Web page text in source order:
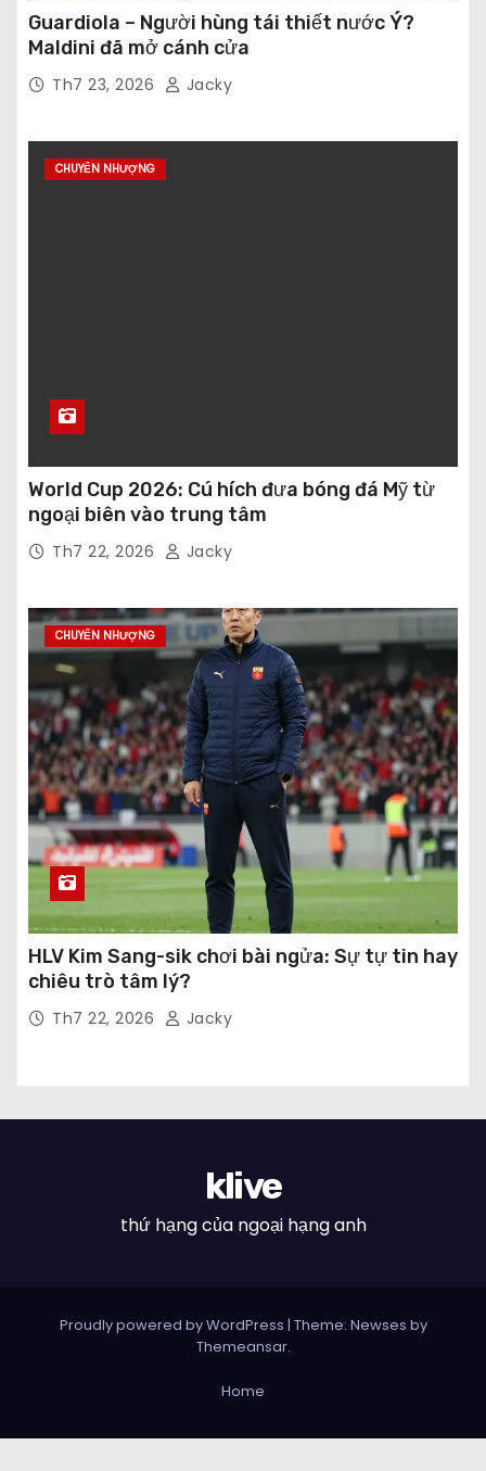
Guardiola – Người hùng tái thiết nước Ý?
Maldini đã mở cánh cửa
Th7 23, 2026 Jacky
CHUYỂN NHƯỢNG
World Cup 2026: Cú hích đưa bóng đá Mỹ từ
ngoại biên vào trung tâm
Th7 22, 2026 Jacky
CHUYỂN NHƯỢNG
HLV Kim Sang-sik chơi bài ngửa: Sự tự tin hay
chiêu trò tâm lý?
Th7 22, 2026 Jacky
klive
thứ hạng của ngoại hạng anh
Proudly powered by WordPress | Theme: Newses by
Themeansar.
Home